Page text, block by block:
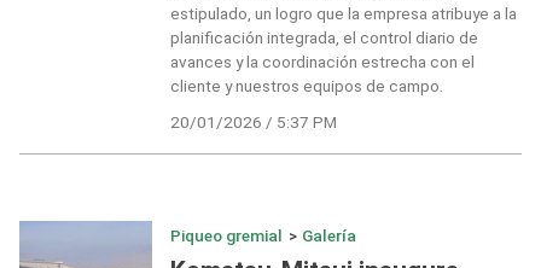
estipulado, un logro que la empresa atribuye a la
planificación integrada, el control diario de
avances y la coordinación estrecha con el
cliente y nuestros equipos de campo.
20/01/2026 / 5:37 PM
Piqueo gremial > Galería